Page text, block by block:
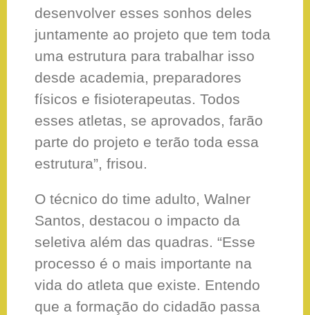
desenvolver esses sonhos deles
juntamente ao projeto que tem toda
uma estrutura para trabalhar isso
desde academia, preparadores
físicos e fisioterapeutas. Todos
esses atletas, se aprovados, farão
parte do projeto e terão toda essa
estrutura”, frisou.
O técnico do time adulto, Walner
Santos, destacou o impacto da
seletiva além das quadras. “Esse
processo é o mais importante na
vida do atleta que existe. Entendo
que a formação do cidadão passa